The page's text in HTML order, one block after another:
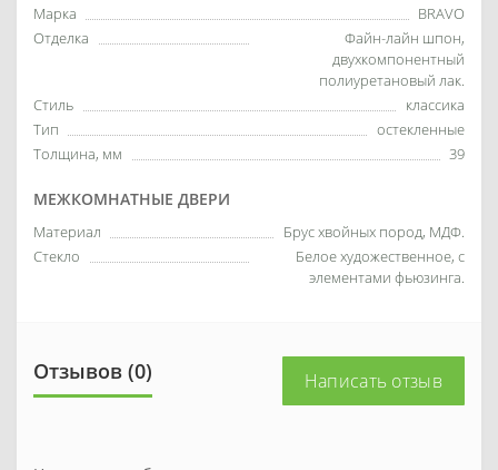
Марка
BRAVO
Отделка
Файн-лайн шпон,
двухкомпонентный
полиуретановый лак.
Стиль
классика
Тип
остекленные
Толщина, мм
39
МЕЖКОМНАТНЫЕ ДВЕРИ
Материал
Брус хвойных пород, МДФ.
Стекло
Белое художественное, с
элементами фьюзинга.
Отзывов (0) Написать отзыв